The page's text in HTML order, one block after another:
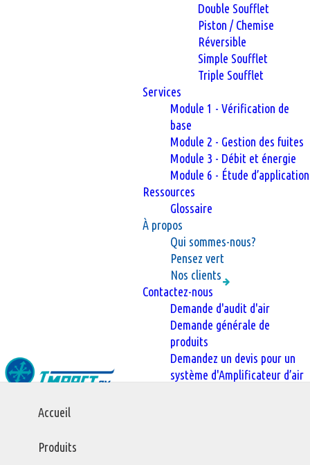
Double Soufflet
Piston / Chemise
Réversible
Simple Soufflet
Triple Soufflet
Services
Module 1 - Vérification de
base
Module 2 - Gestion des fuites
Module 3 - Débit et énergie
Module 6 - Étude d’application
Ressources
Glossaire
À propos
Qui sommes-nous?
Pensez vert
Nos clients
Contactez-nous
Demande d'audit d'air
Demande générale de
produits
Demandez un devis pour un
système d'Amplificateur d’air
Main
navigation
Accueil
Produits
Accueil
Nous sommes Spécialistes de l'Air